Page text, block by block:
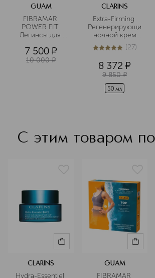
GUAM
FIBRAMAR
POWER FIT
Легинсы для
спортом цвет
серый размер
7 500 ¤
10 000 ¤
CLARINS
Extra-Firming
Регенерирующий
ночной крем
для лица для
любого типа
блок)
5из 527 (27)
8 372 ¤
9 850 ¤
50 мл
С этим товаром
CLARINS
Hydra-Essentiel
GUAM
FIBRAMAR